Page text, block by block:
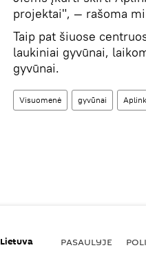
projektai", — rašoma
Taip pat šiuose
laukiniai gyvūnai,
gyvūnai.
Visuomenė gyvūnai
Lietuva PASAULYJE